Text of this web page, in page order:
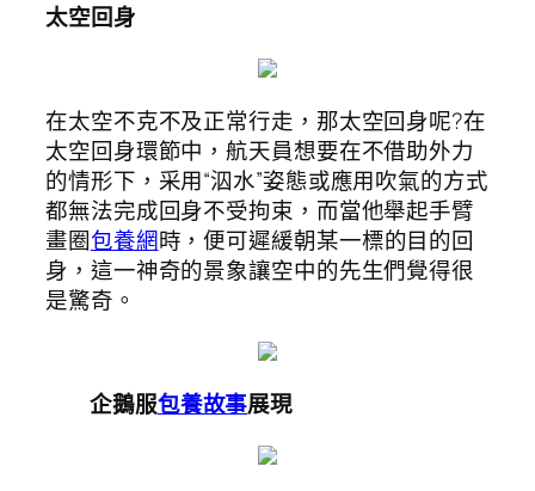
太空回身
在太空不克不及正常行走，那太空回身呢?在
太空回身環節中，航天員想要在不借助外力
的情形下，采用“泅水”姿態或應用吹氣的方式
都無法完成回身不受拘束，而當他舉起手臂
畫圈包養網時，便可遲緩朝某一標的目的回
身，這一神奇的景象讓空中的先生們覺得很
是驚奇。
企鵝服包養故事展現